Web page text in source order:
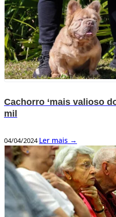
Cachorro ‘mais valioso
mil
04/04/2024Ler mais →